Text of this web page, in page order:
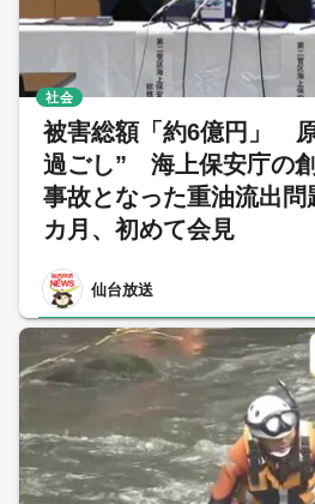
被害総額「約6億円」
過ごし” 海上保安庁の
事故となった重油流出
カ月、初めて会見
仙台放送
社会